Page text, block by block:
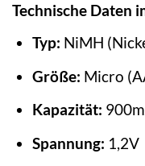
Technische Daten
Typ: NiMH
Größe: Micro
Kapazität:
Spannung: 1,2V